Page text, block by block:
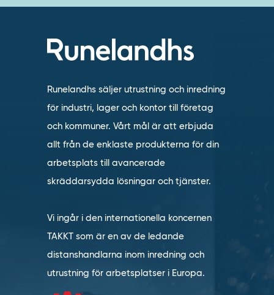
Runelandhs säljer utrustning och inredning
för industri, lager och kontor till företag
och kommuner. Vårt mål är att erbjuda
allt från de enklaste produkterna för din
arbetsplats till avancerade
skräddarsydda lösningar och tjänster.
Vi ingår i den internationella koncernen
TAKKT som är en av de ledande
distanshandlarna inom inredning och
utrustning för arbetsplatser i Europa.